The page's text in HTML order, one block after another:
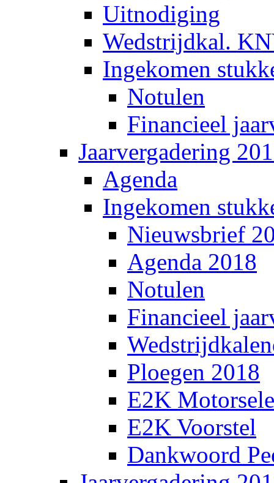
Uitnodiging
Wedstrijdkal.
Ingekomen
Notulen
Financieel
Jaarvergadering
Agenda
Ingekomen
Nieuwsbrief
Agenda 2018
Notulen
Financieel
Ploegen 2018
E2K
E2K Voorstel
Dankwoord